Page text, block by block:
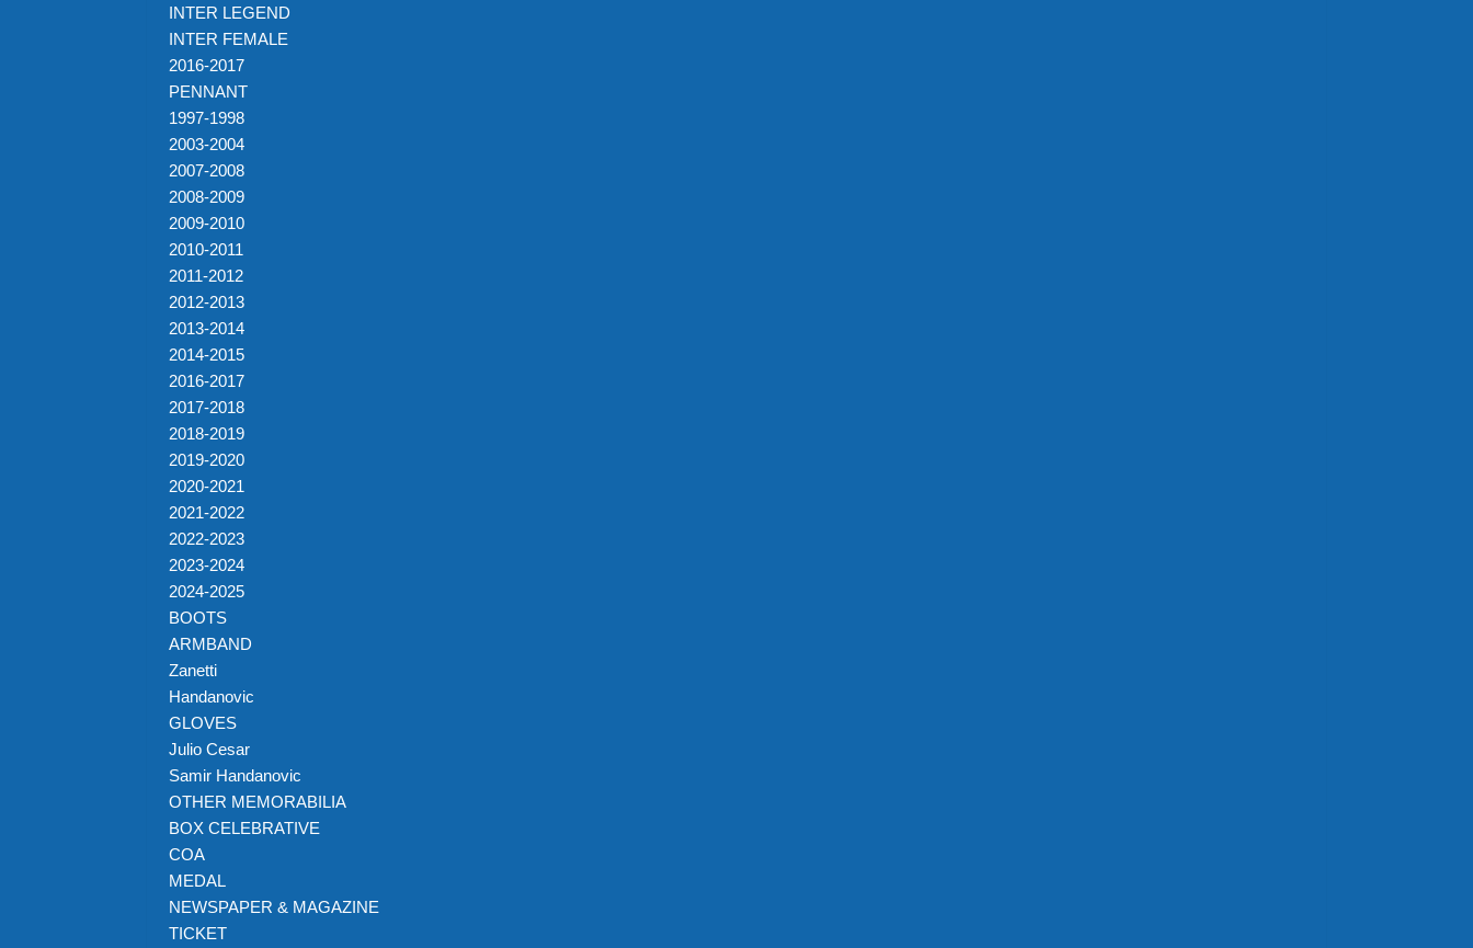
INTER LEGEND
INTER FEMALE
2016-2017
PENNANT
1997-1998
2003-2004
2007-2008
2008-2009
2009-2010
2010-2011
2011-2012
2012-2013
2013-2014
2014-2015
2016-2017
2017-2018
2018-2019
2019-2020
2020-2021
2021-2022
2022-2023
2023-2024
2024-2025
BOOTS
ARMBAND
Zanetti
Handanovic
GLOVES
Julio Cesar
Samir Handanovic
OTHER MEMORABILIA
BOX CELEBRATIVE
COA
MEDAL
NEWSPAPER & MAGAZINE
TICKET